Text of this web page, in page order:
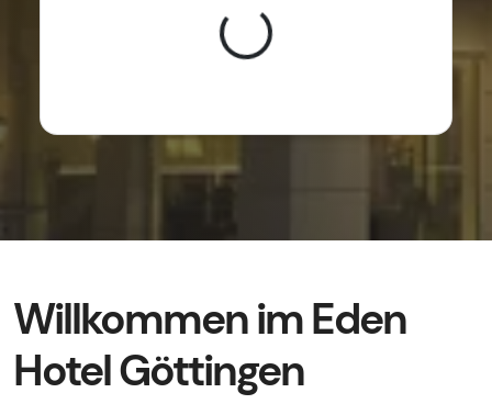
Loading...
Willkommen im Eden
Hotel Göttingen